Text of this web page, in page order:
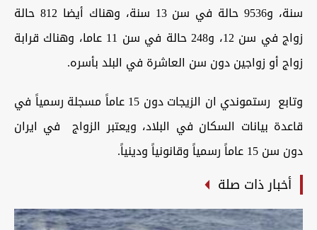
سنة، و9536 حالة في سن 13 سنة، وهناك أيضا 812 حالة
زواج في سن 12، و248 حالة في سن 11 عاما، وهناك قرابة
زواج أو زواجين دون سن العاشرة في البلد بأسره.
وتابع رستموندي ان الزيجات دون 15 عاماً مسجلة رسمياً في
قاعدة بيانات السكان في البلاد، ويعتبر الزواج في ايران
دون سن 15 عاماً رسمياً وقانونياً ودينياً.
أخبار ذات صلة